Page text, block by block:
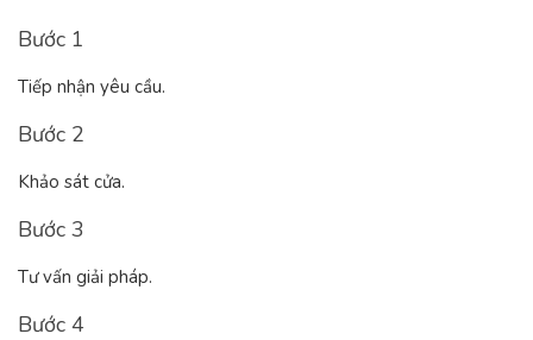
Bước 1
Tiếp nhận yêu cầu.
Bước 2
Khảo sát cửa.
Bước 3
Tư vấn giải pháp.
Bước 4